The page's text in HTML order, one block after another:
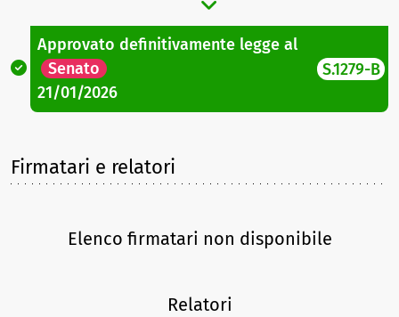
Approvato definitivamente legge al
Senato
21/01/2026
S.1279-B
Firmatari e relatori
Elenco firmatari non disponibile
Relatori